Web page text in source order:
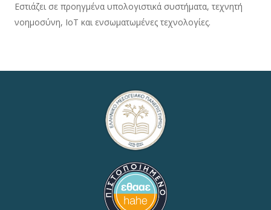
Εστιάζει σε προηγμένα υπολογιστικά συστήματα, τεχνητή
νοημοσύνη, IoT και ενσωματωμένες τεχνολογίες.